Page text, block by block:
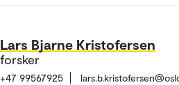
Lars Bjarne Kristofersen
forsker
+47 99567925